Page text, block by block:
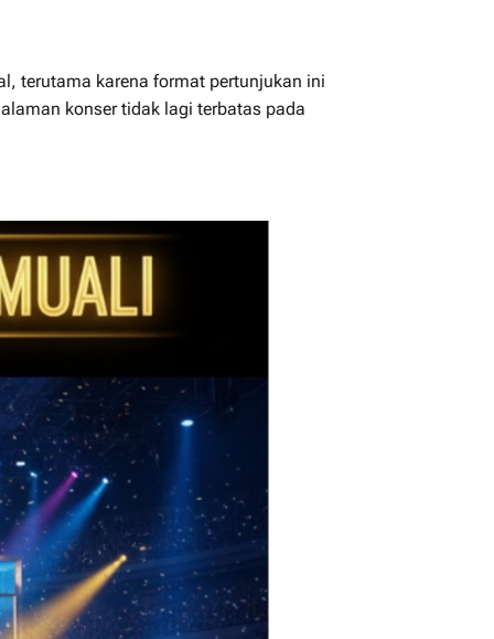
terutama karena format pertunjukan ini
konser tidak lagi terbatas pada